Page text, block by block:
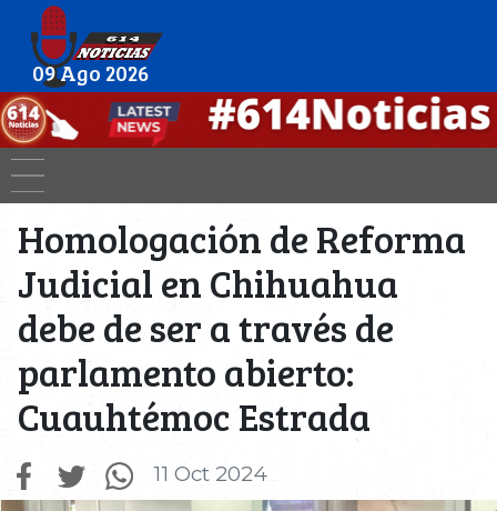
09 Ago 2026
Homologación de Reforma
Judicial en Chihuahua
debe de ser a través de
parlamento abierto:
Cuauhtémoc Estrada
11 Oct 2024